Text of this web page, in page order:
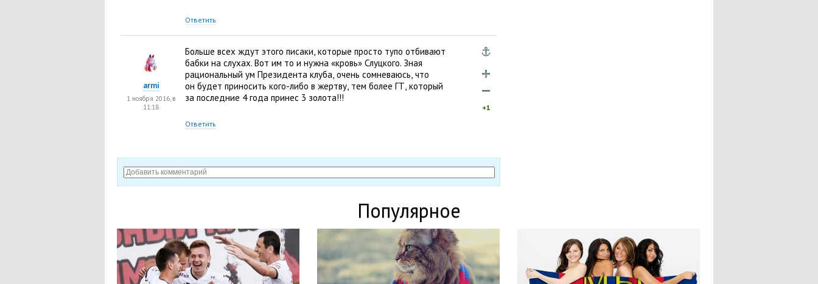
Ответить
Больше всех ждут этого писаки, которые просто тупо отбивают
бабки на слухах. Вот им то и нужна «кровь» Слуцкого. Зная
рациональный ум Президента клуба, очень сомневаюсь, что
он будет приносить кого-либо в жертву, тем более ГТ, который
за последние 4 года принес 3 золота!!!
Ответить
armi
1 ноября 2016, в
11:18
+1
Популярное